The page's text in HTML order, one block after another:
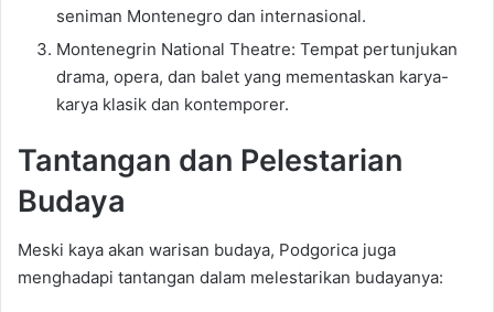
seniman Montenegro dan internasional.
Montenegrin National Theatre: Tempat pertunjukan
drama, opera, dan balet yang mementaskan karya-
karya klasik dan kontemporer.
Tantangan dan Pelestarian
Budaya
Meski kaya akan warisan budaya, Podgorica juga
menghadapi tantangan dalam melestarikan budayanya: